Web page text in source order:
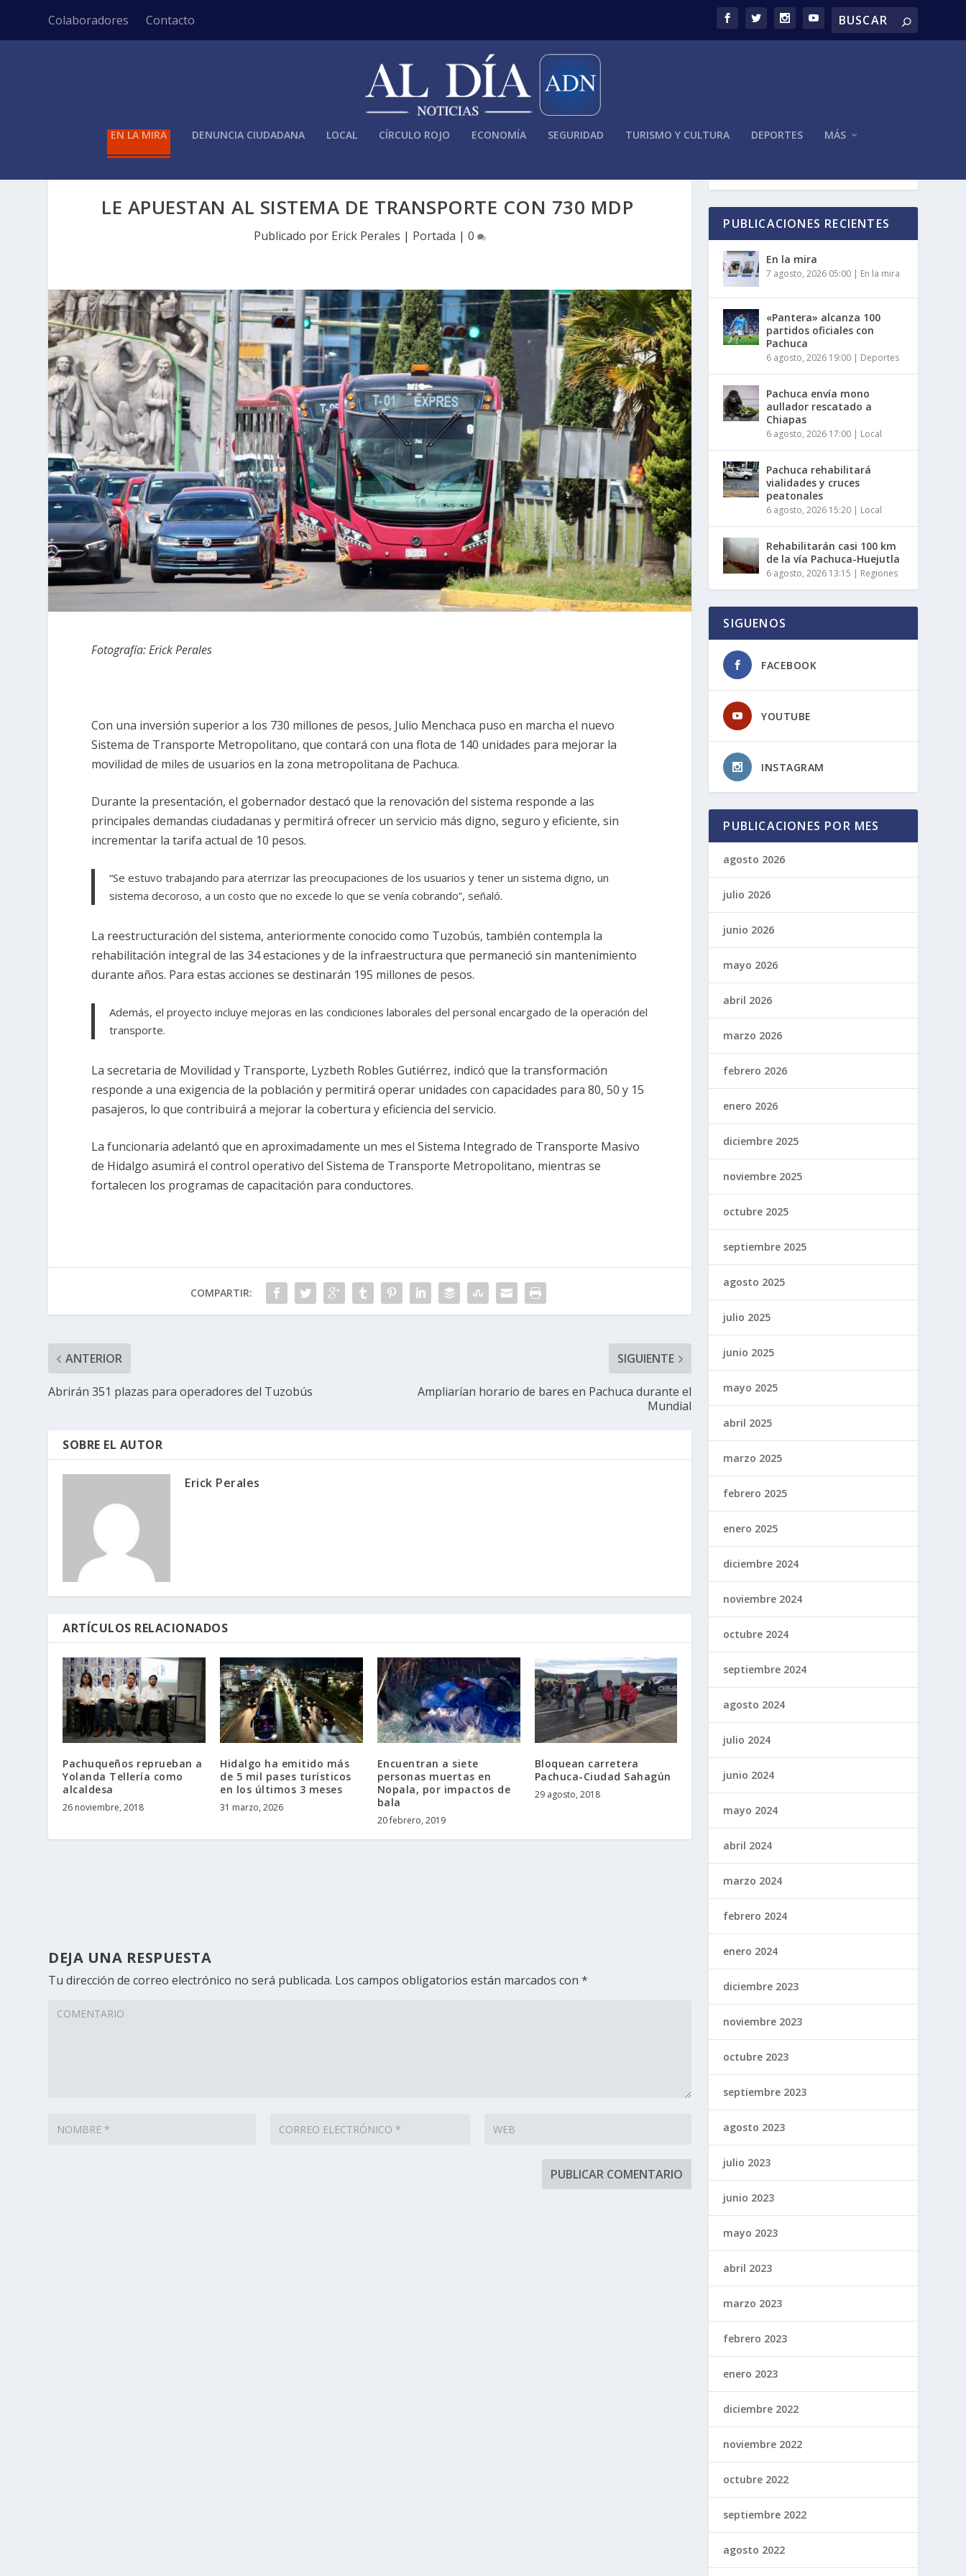
Colaboradores Contacto
EN LA MIRA DENUNCIA CIUDADANA LOCAL CÍRCULO ROJO ECONOMÍA SEGURIDAD TURISMO Y CULTURA DEPORTES MÁS
LE APUESTAN AL SISTEMA DE TRANSPORTE CON 730 MDP
Publicado por Erick Perales | Portada |0
Fotografía: Erick Perales
Con una inversión superior a los 730 millones de pesos, Julio Menchaca puso en marcha el nuevo
Sistema de Transporte Metropolitano, que contará con una flota de 140 unidades para mejorar la
movilidad de miles de usuarios en la zona metropolitana de Pachuca.
Durante la presentación, el gobernador destacó que la renovación del sistema responde a las
principales demandas ciudadanas y permitirá ofrecer un servicio más digno, seguro y eficiente, sin
incrementar la tarifa actual de 10 pesos.
“Se estuvo trabajando para aterrizar las preocupaciones de los usuarios y tener un sistema digno, un
sistema decoroso, a un costo que no excede lo que se venía cobrando”, señaló.
La reestructuración del sistema, anteriormente conocido como Tuzobús, también contempla la
rehabilitación integral de las 34 estaciones y de la infraestructura que permaneció sin mantenimiento
durante años. Para estas acciones se destinarán 195 millones de pesos.
Además, el proyecto incluye mejoras en las condiciones laborales del personal encargado de la operación del
transporte.
La secretaria de Movilidad y Transporte, Lyzbeth Robles Gutiérrez, indicó que la transformación
responde a una exigencia de la población y permitirá operar unidades con capacidades para 80, 50 y 15
pasajeros, lo que contribuirá a mejorar la cobertura y eficiencia del servicio.
La funcionaria adelantó que en aproximadamente un mes el Sistema Integrado de Transporte Masivo
de Hidalgo asumirá el control operativo del Sistema de Transporte Metropolitano, mientras se
fortalecen los programas de capacitación para conductores.
COMPARTIR:
ANTERIOR
Abrirán 351 plazas para operadores del Tuzobús
SIGUIENTE
Ampliarían horario de bares en Pachuca durante el
Mundial
SOBRE EL AUTOR
Erick Perales
ARTÍCULOS RELACIONADOS
Pachuqueños reprueban a
Yolanda Tellería como
alcaldesa
26 noviembre, 2018
Hidalgo ha emitido más
de 5 mil pases turísticos
en los últimos 3 meses
31 marzo, 2026
Encuentran a siete
personas muertas en
Nopala, por impactos de
bala
20 febrero, 2019
Bloquean carretera
Pachuca-Ciudad Sahagún
29 agosto, 2018
DEJA UNA RESPUESTA
Tu dirección de correo electrónico no será publicada. Los campos obligatorios están marcados con*
PUBLICACIONES RECIENTES
En la mira
7 agosto, 2026 05:00 | En la mira
«Pantera» alcanza 100
partidos oficiales con
Pachuca
6 agosto, 2026 19:00 | Deportes
Pachuca envía mono
aullador rescatado a
Chiapas
6 agosto, 2026 17:00 | Local
Pachuca rehabilitará
vialidades y cruces
peatonales
6 agosto, 2026 15:20 | Local
Rehabilitarán casi 100 km
de la vía Pachuca-Huejutla
6 agosto, 2026 13:15 | Regiones
SIGUENOS
FACEBOOK
YOUTUBE
INSTAGRAM
PUBLICACIONES POR MES
agosto 2026
julio 2026
junio 2026
mayo 2026
abril 2026
marzo 2026
febrero 2026
enero 2026
diciembre 2025
noviembre 2025
octubre 2025
septiembre 2025
agosto 2025
julio 2025
junio 2025
mayo 2025
abril 2025
marzo 2025
febrero 2025
enero 2025
diciembre 2024
noviembre 2024
octubre 2024
septiembre 2024
agosto 2024
julio 2024
junio 2024
mayo 2024
abril 2024
marzo 2024
febrero 2024
enero 2024
diciembre 2023
noviembre 2023
octubre 2023
septiembre 2023
agosto 2023
julio 2023
junio 2023
mayo 2023
abril 2023
marzo 2023
febrero 2023
enero 2023
diciembre 2022
noviembre 2022
octubre 2022
septiembre 2022
agosto 2022